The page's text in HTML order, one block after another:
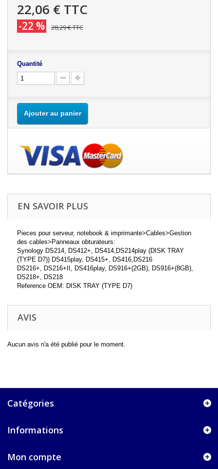
22,06 € TTC
-22 % 28,29 €TTC
Quantité
Ajouter au panier
EN SAVOIR PLUS
Pieces pour serveur, notebook & imprimante>Cables>Gestion
des cables>Panneaux obturateurs:
Synology DS214, DS412+, DS414,DS214play (DISK TRAY
(TYPE D7)) DS415play, DS415+, DS416,DS216
DS216+, DS216+II, DS416play, DS916+(2GB), DS916+(8GB),
DS218+, DS218
Reference OEM: DISK TRAY (TYPE D7)
AVIS
Aucun avis n'a été publié pour le moment.
Catégories
Informations
Mon compte